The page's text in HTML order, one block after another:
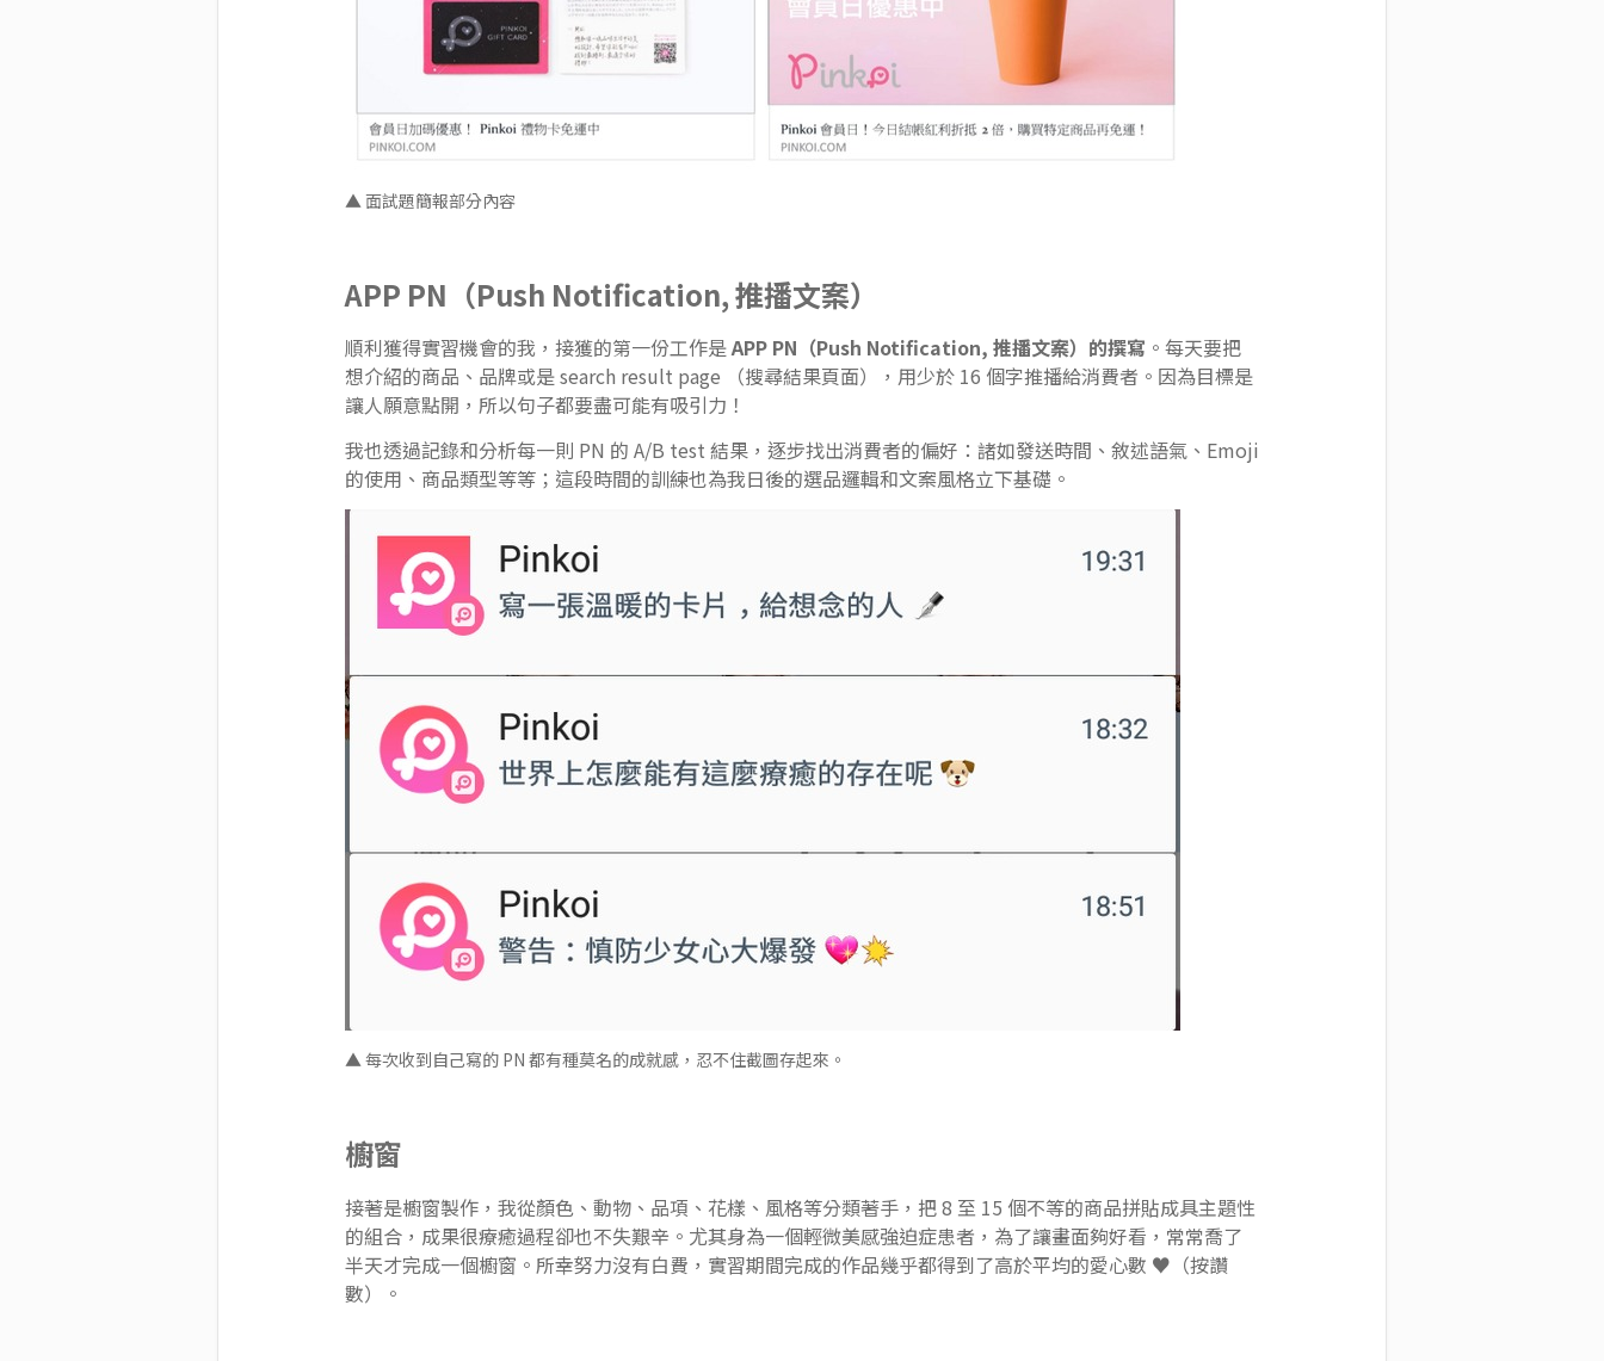
▲ 面試題簡報部分內容
APP PN（Push Notification, 推播文案）
順利獲得實習機會的我，接獲的第一份工作是APP PN（Push Notification, 推播文案）的撰寫 。每天要把
想介紹的商品、品牌或是 search result page （搜尋結果頁面），用少於 16 個字推播給消費者。因為目標是
讓人願意點開，所以句子都要盡可能有吸引力！
我也透過記錄和分析每一則 PN 的 A/B test 結果，逐步找出消費者的偏好：諸如發送時間、敘述語氣、Emoji
的使用、商品類型等等；這段時間的訓練也為我日後的選品邏輯和文案風格立下基礎。
▲ 每次收到自己寫的 PN 都有種莫名的成就感，忍不住截圖存起來。
櫥窗
接著是櫥窗製作，我從顏色 、 動物、 品項 、 花樣 、 風格等分類著手，把 8 至 15 個不等的商品拼貼成具主題性
的組合，成果很療癒過程卻也不失艱辛。尤其身為一個輕微美感強迫症患者，為了讓畫面夠好看，常常喬了
半天才完成一個櫥窗。所幸努力沒有白費，實習期間完成的作品幾乎都得到了高於平均的愛心數 ♥︎（按讚
數）。